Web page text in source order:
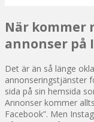
När kommer
annonser på
Det är än så länge
annonseringstjänster
sida på sin hemsida
Annonser kommer
Facebook”. Men